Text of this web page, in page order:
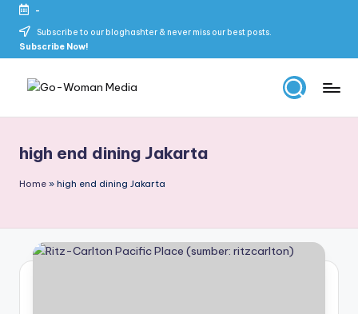
Skip
-
Subscribe to our bloghashter & never miss our best posts.
Subscribe Now!
-
W
m
a
Untuk
Wanita
Indonesia
high end dining Jakarta
Home » high end dining Jakarta